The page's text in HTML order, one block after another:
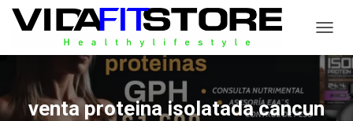
venta proteina isolatada cancun